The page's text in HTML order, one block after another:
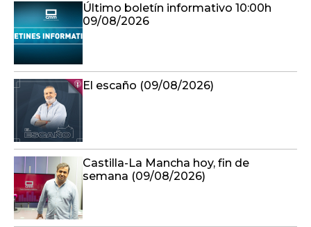
Último boletín informativo 10:00h
09/08/2026
El escaño (09/08/2026)
Castilla-La Mancha hoy, fin de
semana (09/08/2026)